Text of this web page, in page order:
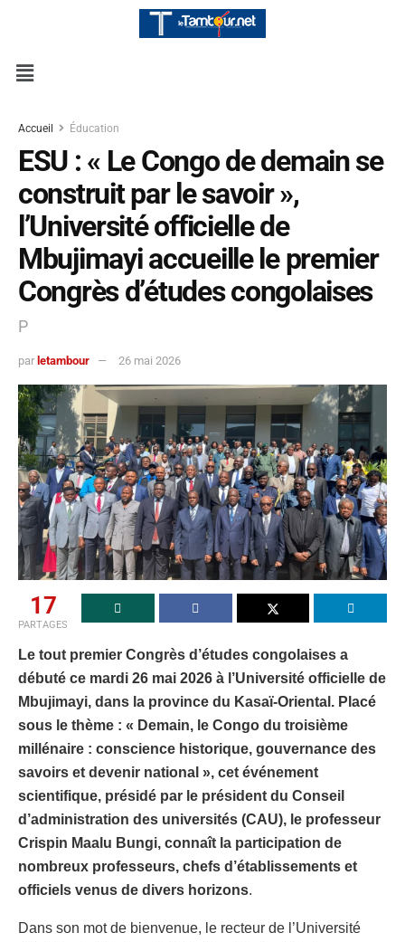
Accueil Éducation
ESU : « Le Congo de demain se
construit par le savoir »,
l’Université officielle de
Mbujimayi accueille le premier
Congrès d’études congolaises
P
par letambour 26 mai 2026
17
PARTAGES
Le tout premier Congrès d’études congolaises a
débuté ce mardi 26 mai 2026 à l’Université officielle de
Mbujimayi, dans la province du Kasaï-Oriental. Placé
sous le thème : « Demain, le Congo du troisième
millénaire : conscience historique, gouvernance des
savoirs et devenir national », cet événement
scientifique, présidé par le président du Conseil
d’administration des universités (CAU), le professeur
Crispin Maalu Bungi, connaît la participation de
nombreux professeurs, chefs d’établissements et
officiels venus de divers horizons.
Dans son mot de bienvenue, le recteur de l’Université